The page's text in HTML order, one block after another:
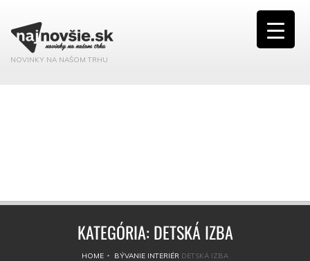
NOVINKY NA NAŠOM TRHU
KATEGÓRIA: DETSKÁ IZBA
HOME BÝVANIE INTERIÉR DETSKÁ IZBA